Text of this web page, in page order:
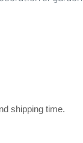
shipping time.